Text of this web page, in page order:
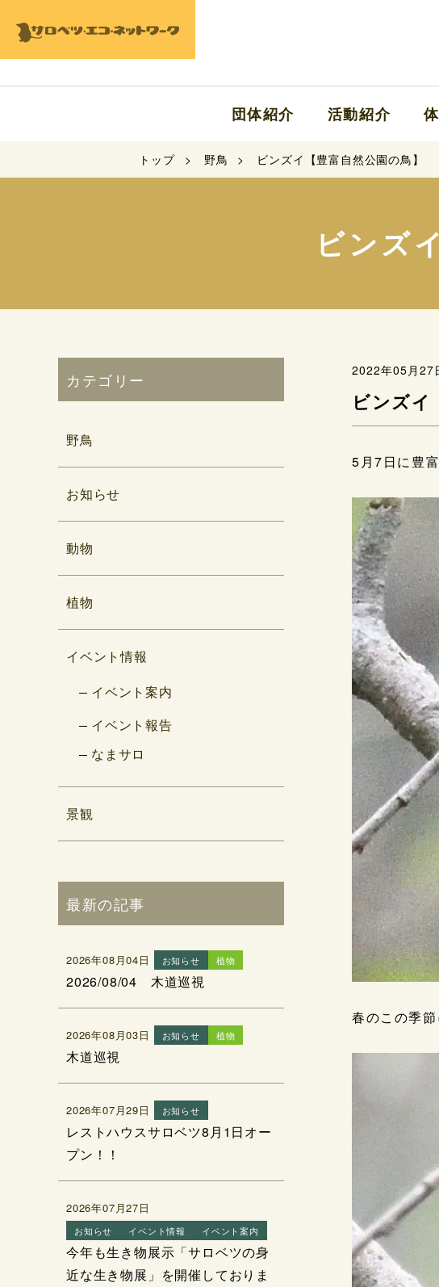
団体紹介 活動紹介
トップ 野鳥 ビンズイ【豊富自然公園の鳥】
ビンズ
2022年05月27
ビンズイ
5月7日に豊
春のこの季
カテゴリー
野鳥
お知らせ
動物
植物
イベント情報
イベント案内
イベント報告
なまサロ
景観
最新の記事
2026年08月04日 お知らせ 植物
2026/08/04 木道巡視
2026年08月03日 お知らせ 植物
木道巡視
2026年07月29日 お知らせ
レストハウスサロベツ8月1日オー
プン！！
2026年07月27日
お知らせ イベント情報 イベント案内
今年も生き物展示「サロベツの身
近な生き物展」を開催しておりま